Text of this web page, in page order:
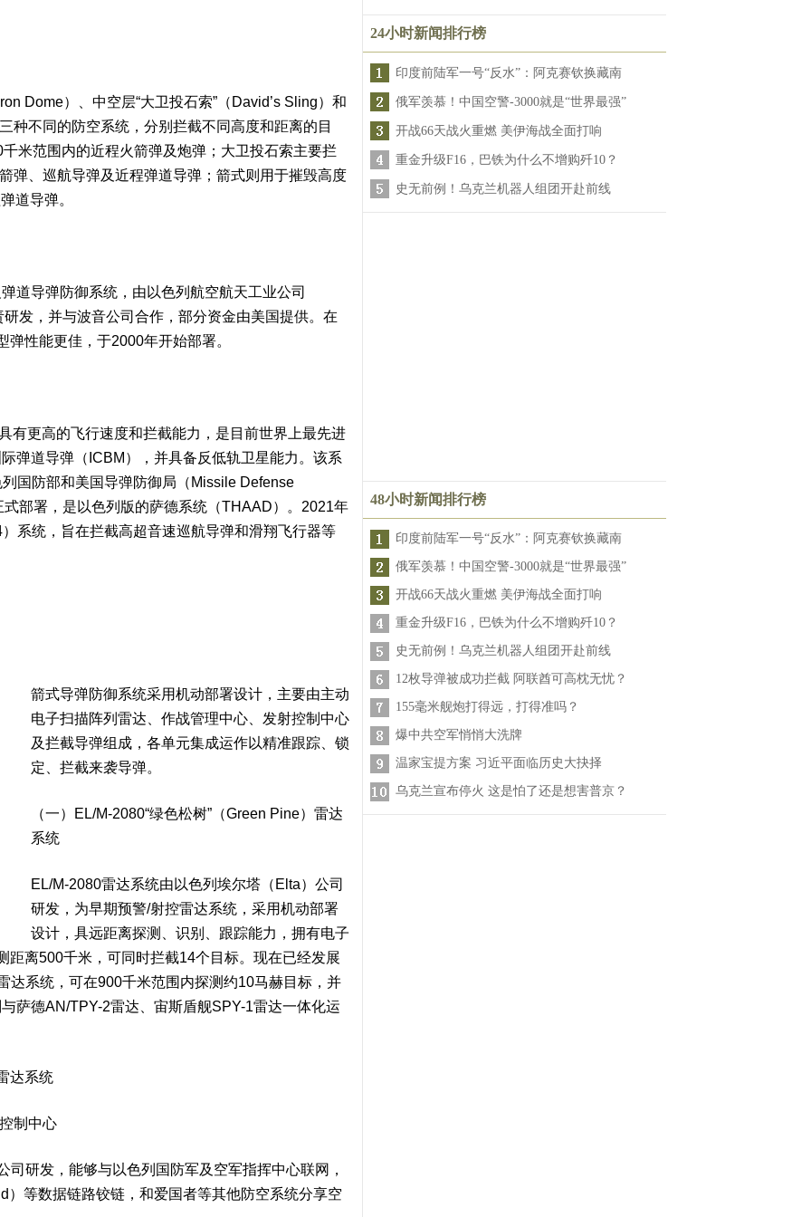
Dome）、中空层“大卫投石索”（David’s Sling）和
种不同的防空系统，分别拦截不同高度和距离的目
米范围内的近程火箭弹及炮弹；大卫投石索主要拦
弹、巡航导弹及近程弹道导弹；箭式则用于摧毁高度
道导弹。
道导弹防御系统，由以色列航空航天工业公司
发，并与波音公司合作，部分资金由美国提供。在
性能更佳，于2000年开始部署。
有更高的飞行速度和拦截能力，是目前世界上最先进
弹道导弹（ICBM），并具备反低轨卫星能力。该系
国防部和美国导弹防御局（Missile Defense
部署，是以色列版的萨德系统（THAAD）。2021年
系统，旨在拦截高超音速巡航导弹和滑翔飞行器等
箭式导弹防御系统采用机动部署设计，主要由主动
电子扫描阵列雷达、作战管理中心、发射控制中心
及拦截导弹组成，各单元集成运作以精准跟踪、锁
定、拦截来袭导弹。
（一）EL/M-2080“绿色松树”（Green Pine）雷达
系统
EL/M-2080雷达系统由以色列埃尔塔（Elta）公司
研发，为早期预警/射控雷达系统，采用机动部署
设计，具远距离探测、识别、跟踪能力，拥有电子
距离500千米，可同时拦截14个目标。现在已经发展
达系统，可在900千米范围内探测约10马赫目标，并
萨德AN/TPY-2雷达、宙斯盾舰SPY-1雷达一体化运
达系统
制中心
司研发，能够与以色列国防军及空军指挥中心联网，
等数据链路铰链，和爱国者等其他防空系统分享空
24小时新闻排行榜
印度前陆军一号“反水”：阿克赛钦换藏南
俄军羡慕！中国空警-3000就是“世界最强”
开战66天战火重燃 美伊海战全面打响
重金升级F16，巴铁为什么不增购歼10？
史无前例！乌克兰机器人组团开赴前线
48小时新闻排行榜
印度前陆军一号“反水”：阿克赛钦换藏南
俄军羡慕！中国空警-3000就是“世界最强”
开战66天战火重燃 美伊海战全面打响
重金升级F16，巴铁为什么不增购歼10？
史无前例！乌克兰机器人组团开赴前线
12枚导弹被成功拦截 阿联酋可高枕无忧？
155毫米舰炮打得远，打得准吗？
爆中共空军悄悄大洗牌
温家宝提方案 习近平面临历史大抉择
乌克兰宣布停火 这是怕了还是想害普京？